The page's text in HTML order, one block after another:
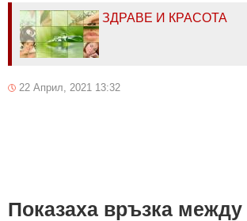
ЗДРАВЕ И КРАСОТА
22 Април, 2021 13:32
Показаха връзка между